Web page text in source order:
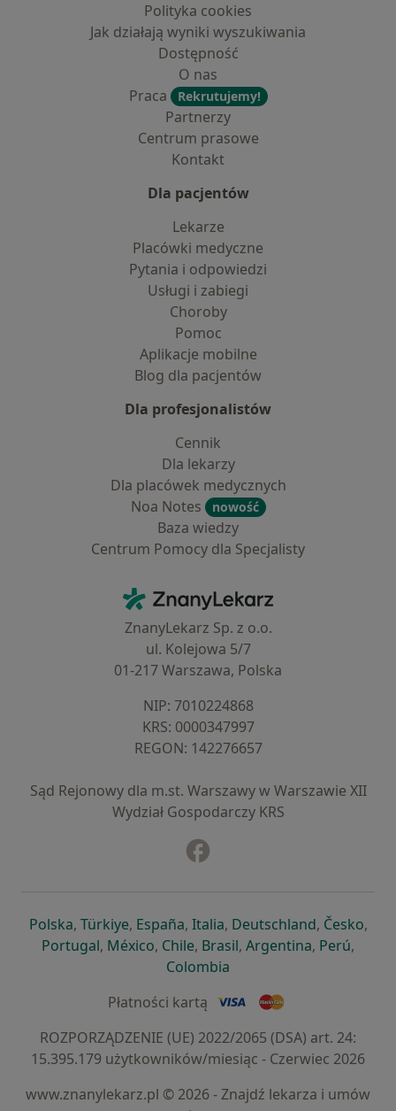
Polityka cookies
Jak działają wyniki wyszukiwania
Dostępność
O nas
Praca
Rekrutujemy!
Partnerzy
Centrum prasowe
Kontakt
Dla pacjentów
Lekarze
Placówki medyczne
Pytania i odpowiedzi
Usługi i zabiegi
Choroby
Pomoc
Aplikacje mobilne
Blog dla pacjentów
Dla profesjonalistów
Cennik
Dla lekarzy
Dla placówek medycznych
Noa Notes
nowość
Baza wiedzy
Centrum Pomocy dla Specjalisty
ZnanyLekarz - Strona główna
ZnanyLekarz Sp. z o.o.
ul. Kolejowa 5/7
01-217 Warszawa, Polska
NIP: ⁠7010224868
KRS: ⁠0000347997
REGON: ⁠142276657
Sąd Rejonowy dla m.st. Warszawy w Warszawie XII
Wydział Gospodarczy KRS
Polskaotwiera się w nowej karcie
, Türkiyeotwiera się w nowej karcie
, Españaotwiera się w nowej karcie
, Italiaotwiera się w nowej
, Deutschlandotwiera się
, Česko,
Portugalotwiera się w nowej karcie
, Méxicootwiera się w nowej karcie
, Chileotwiera się w nowej karcie
, Brasilotwiera się w nowej
, Argentinaotwiera się
, Perú,
Colombia
Płatności kartą
ROZPORZĄDZENIE (UE) 2022/2065 (DSA) art. 24:
15.395.179 użytkowników/miesiąc - Czerwiec 2026
www.znanylekarz.pl © 2026 - Znajdź lekarza i umów